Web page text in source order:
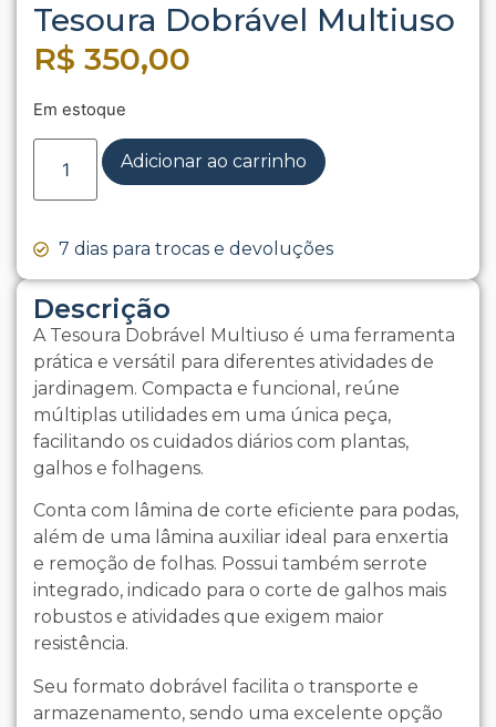
Descrição
A Tesoura Dobrável Multiuso é uma ferramenta
prática e versátil para diferentes atividades de
jardinagem. Compacta e funcional, reúne
múltiplas utilidades em uma única peça,
facilitando os cuidados diários com plantas,
galhos e folhagens.
Conta com lâmina de corte eficiente para podas,
além de uma lâmina auxiliar ideal para enxertia
e remoção de folhas. Possui também serrote
integrado, indicado para o corte de galhos mais
robustos e atividades que exigem maior
resistência.
Seu formato dobrável facilita o transporte e
armazenamento, sendo uma excelente opção
Tesoura Dobrável Multiuso
R$ 350,00
Em estoque
Adicionar ao carrinho
7 dias para trocas e devoluções